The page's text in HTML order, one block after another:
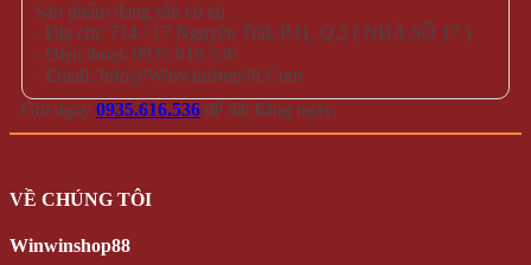
Sản phẩm đang sẵn có tại
- Địa chỉ: 714 / 17 Nguyễn Trãi, P.11, Q.5 ( NHÀ SỐ 17 )
- Điện thoại: 0935 616 536
- Email: Info@Winwinshop88.Com
Gọi ngay 0935.616.536 để đặt hàng ngay.
VỀ CHÚNG TÔI
Winwinshop88